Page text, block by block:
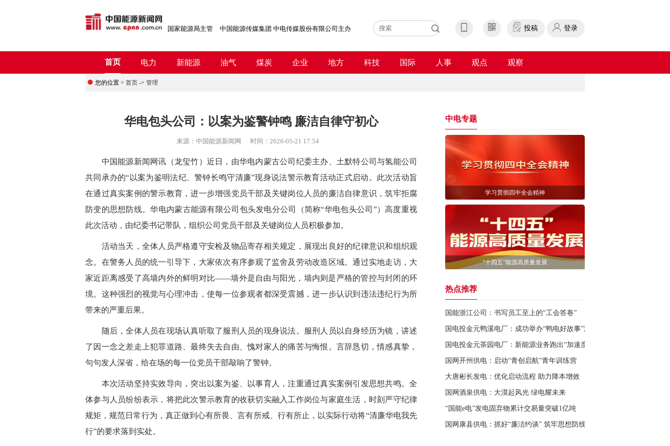
国家能源局主管 中国能源传媒集团 中电传媒股份有限公司主办 投稿 登录
首页 电力 新能源 油气 煤炭 企业 地方 科技 国际 人事 观点 观察
您的位置 > 首页 -> 管理
华电包头公司：以案为鉴警钟鸣 廉洁自律守初心
来源： 中国能源新闻网 时间： 2026-05-21 17:54
中国能源新闻网讯（龙玺竹） 近日，由华电内蒙古公司纪委主办、土默特公司与氢能公司
共同承办的“以案为鉴明法纪、警钟长鸣守清廉”现身说法警示教育活动正式启动。此次活动旨
在通过真实案例的警示教育，进一步增强党员干部及关键岗位人员的廉洁自律意识，筑牢拒腐
防变的思想防线。华电内蒙古能源有限公司包头发电分公司（简称“华电包头公司”）高度重视
此次活动，由纪委书记带队，组织公司党员干部及关键岗位人员积极参加。
活动当天，全体人员严格遵守安检及物品寄存相关规定，展现出良好的纪律意识和组织观
念。在警务人员的统一引导下，大家依次有序参观了监舍及劳动改造区域。通过实地走访，大
家近距离感受了高墙内外的鲜明对比——墙外是自由与阳光，墙内则是严格的管控与封闭的环
境。这种强烈的视觉与心理冲击，使每一位参观者都深受震撼，进一步认识到违法违纪行为所
带来的严重后果。
随后，全体人员在现场认真听取了服刑人员的现身说法。服刑人员以自身经历为镜，讲述
了因一念之差走上犯罪道路、最终失去自由、愧对家人的痛苦与悔恨。言辞恳切，情感真挚，
句句发人深省，给在场的每一位党员干部敲响了警钟。
本次活动坚持实效导向，突出以案为鉴、以事育人，注重通过真实案例引发思想共鸣。全
体参与人员纷纷表示，将把此次警示教育的收获切实融入工作岗位与家庭生活，时刻严守纪律
规矩，规范日常行为，真正做到心有所畏、言有所戒、行有所止，以实际行动将“清廉华电我先
行”的要求落到实处。
中电专题
学习贯彻四中全会精神
“十四五”能源高质量发展
热点推荐
国能浙江公司：书写员工至上的“工会答卷”
国电投金元鸭溪电厂：成功举办“鸭电好故事”演讲比赛
国电投金元茶园电厂：新能源业务跑出“加速度”
国网开州供电：启动“青创启航”青年训练营
大唐彬长发电：优化启动流程 助力降本增效
国网酒泉供电：大漠起风光 绿电耀未来
“国能e电”发电固弃物累计交易量突破1亿吨
国网康县供电：抓好“廉洁约谈” 筑牢思想防线